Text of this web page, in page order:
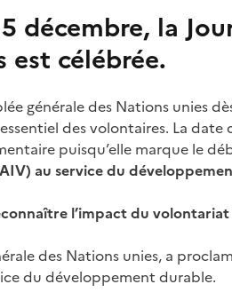
décembre, la
est célébrée.
générale des Nations unies
des volontaires. La date
puisqu’elle marque le
au service du
l’impact du
des Nations unies, a
du développement durable.